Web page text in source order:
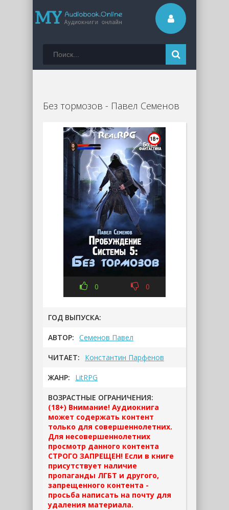
Без тормозов - Павел Семенов
0 0
ГОД ВЫПУСКА:
АВТОР: Семенов Павел
ЧИТАЕТ: Константин Парфенов
ЖАНР: LitRPG
ВОЗРАСТНЫЕ ОГРАНИЧЕНИЯ:
(18+) Внимание! Аудиокнига
может содержать контент
только для совершеннолетних.
Для несовершеннолетних
просмотр данного контента
СТРОГО ЗАПРЕЩЕН! Если в книге
присутствует наличие
пропаганды ЛГБТ и другого,
запрещенного контента -
просьба написать на почту для
удаления материала.